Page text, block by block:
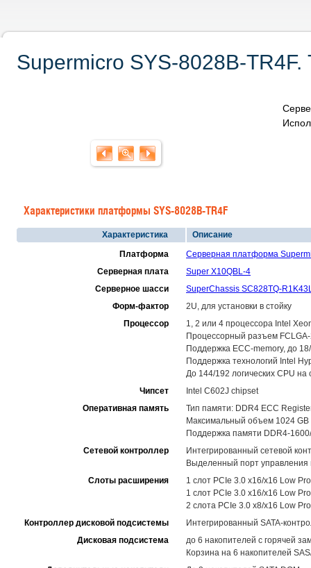
Supermicro SYS-8028B-TR4F.
Характеристики платформы SYS-8028B-TR4F
Характеристика
Описание
Платформа
Серверная платформа
Серверная плата
Super X10QBL-4
Серверное шасси
SuperChassis SC828TQ-
Форм-фактор
2U, для установки в стойку
Процессор
1, 2 или 4 процессора Intel
Процессорный разъем
Поддержка ECC-memory, до
Поддержка технологий Intel
До 144/192 логических CPU
Чипсет
Intel C602J chipset
Оперативная память
Тип памяти: DDR4 ECC
Максимальный объем 1024 GB
Поддержка памяти DDR4-
Сетевой контроллер
Интегрированный сетевой
Выделенный порт управления
Слоты расширения
1 слот PCIe 3.0 x16/x16 Low
1 слот PCIe 3.0 x16/x16 Low
2 слота PCIe 3.0 x8/x16 Low
Контроллер дисковой подсистемы
Интегрированный SATA-
Дисковая подсистема
до 6 накопителей с горячей
Корзина на 6 накопителей